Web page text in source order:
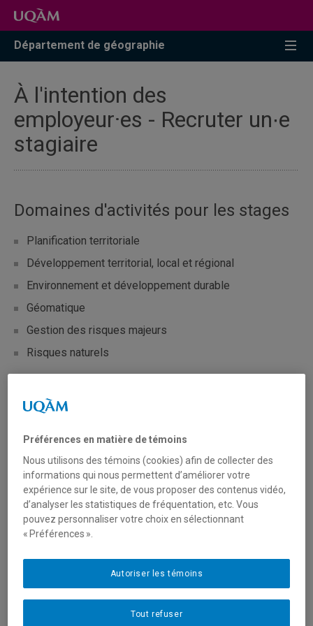
Accéder
recherche
Accéder
menu
pricipal
Accéder
zone
Département de géographie
À l'intention des
employeur·es - Recruter un∙e
stagiaire
Domaines d'activités pour les stages
Planification territoriale
Développement territorial, local et régional
Environnement et développement durable
Géomatique
Gestion des risques majeurs
Risques naturels
Changements climatiques
Agriculture urbaine
Sécurité alimentaire
Gestion de projets
Hydrogéomorphologie
Soumettre une offre de stage
Formulaire - Soumission d'une offre de stage -
Préférences en matière de témoins
Nous utilisons des témoins (cookies) afin de collecter des
informations qui nous permettent d’améliorer votre
expérience sur le site, de vous proposer des contenus vidéo,
d’analyser les statistiques de fréquentation, etc. Vous
pouvez personnaliser votre choix en sélectionnant
« Préférences ».
Tout refuser
Autoriser les témoins